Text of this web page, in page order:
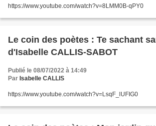
https://www.youtube.com/watch?v=8LMM0B-qPY0
Le coin des poètes : Te sachant sans amour
d'Isabelle CALLIS-SABOT
Publié le 08/07/2022 à 14:49
Par Isabelle CALLIS
https://www.youtube.com/watch?v=LsqF_lUFIG0